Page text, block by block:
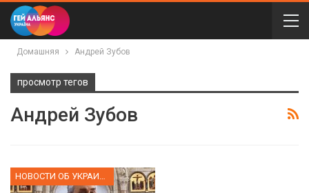
Домашняя Андрей Зубов
просмотр тегов
Андрей Зубов